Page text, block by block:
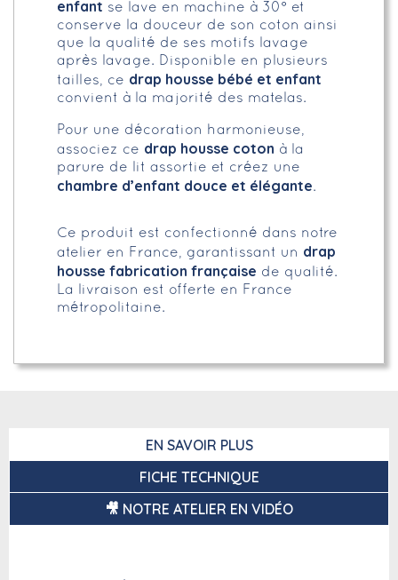
enfant se lave en machine à 30° et
conserve la douceur de son coton ainsi
que la qualité de ses motifs lavage
après lavage. Disponible en plusieurs
tailles, ce drap housse bébé et enfant
convient à la majorité des matelas.
Pour une décoration harmonieuse,
associez ce drap housse coton à la
parure de lit assortie et créez une
chambre d’enfant douce et élégante.
Ce produit est confectionné dans notre
atelier en France, garantissant un drap
housse fabrication française de qualité.
La livraison est offerte en France
métropolitaine.
EN SAVOIR PLUS
FICHE TECHNIQUE
🎥 NOTRE ATELIER EN VIDÉO